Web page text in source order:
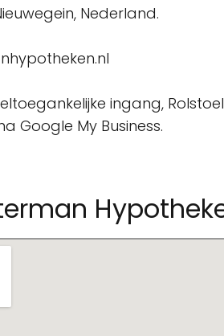
Nederland.
ingang,
Google My Business.